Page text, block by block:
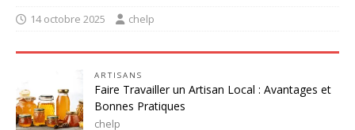
14 octobre 2025 chelp
ARTISANS
Faire Travailler un Artisan Local : Avantages et
Bonnes Pratiques
chelp